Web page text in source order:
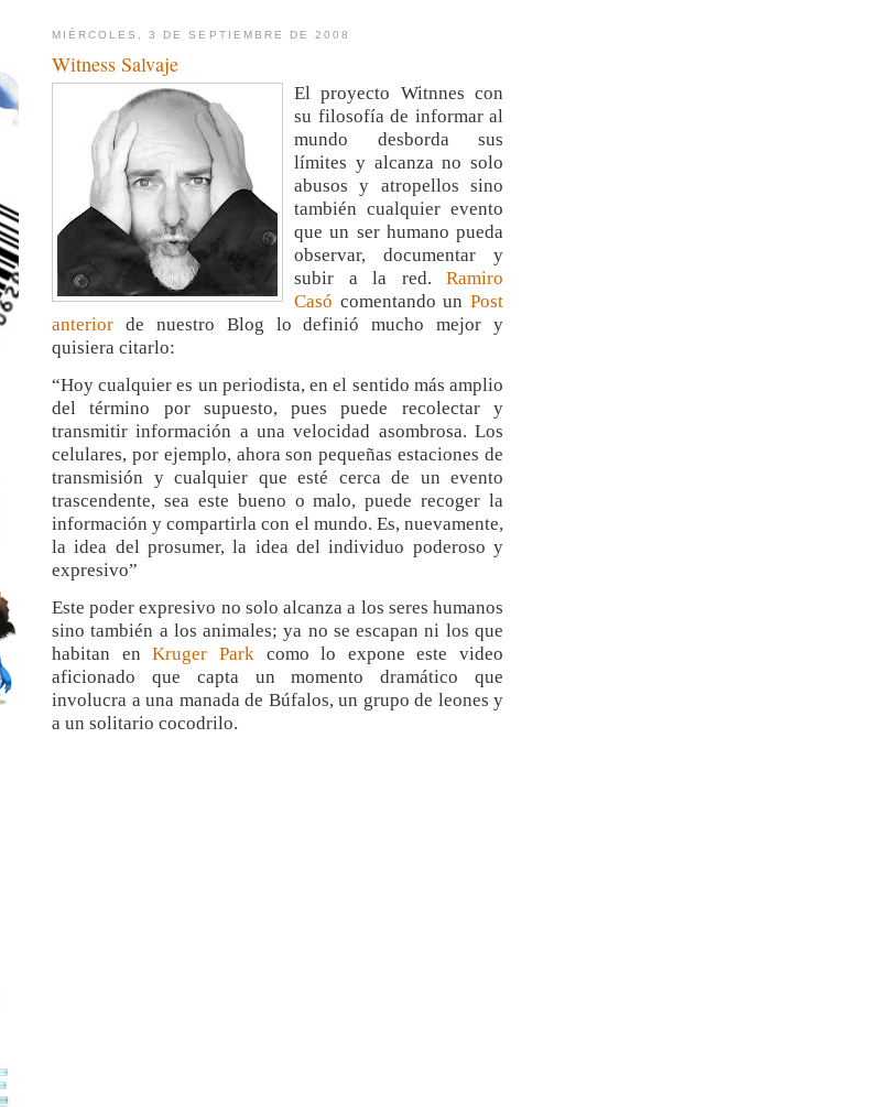
MIÉRCOLES, 3 DE SEPTIEMBRE DE 2008
Witness Salvaje
El proyecto Witnnes con
su filosofía de informar al
mundo desborda sus
límites y alcanza no solo
abusos y atropellos sino
también cualquier evento
que un ser humano pueda
observar, documentar y
subir a la red. Ramiro
Casó comentando un Post
anterior de nuestro Blog lo definió mucho mejor y
quisiera citarlo:
“Hoy cualquier es un periodista, en el sentido más amplio
del término por supuesto, pues puede recolectar y
transmitir información a una velocidad asombrosa. Los
celulares, por ejemplo, ahora son pequeñas estaciones de
transmisión y cualquier que esté cerca de un evento
trascendente, sea este bueno o malo, puede recoger la
información y compartirla con el mundo. Es, nuevamente,
la idea del prosumer, la idea del individuo poderoso y
expresivo”
Este poder expresivo no solo alcanza a los seres humanos
sino también a los animales; ya no se escapan ni los que
habitan enKruger Park como lo expone este video
aficionado que capta un momento dramático que
involucra a una manada de Búfalos, un grupo de leones y
a un solitario cocodrilo.